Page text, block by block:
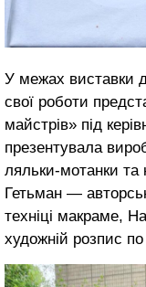
У межах виставки
свої роботи
майстрів» під
презентувала
ляльки-мотанки та
Гетьман —
техніці макраме,
художній розпис